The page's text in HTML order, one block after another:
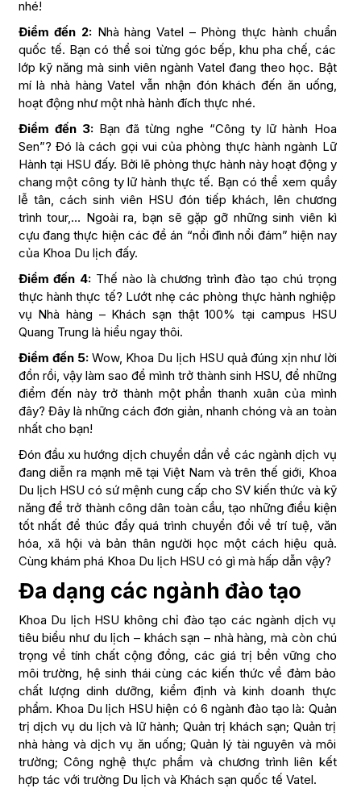
nhé!
Điểm đến 2:Nhà hàng Vatel – Phòng thực hành chuẩn
quốc tế. Bạn có thể soi từng góc bếp, khu pha chế, các
lớp kỹ năng mà sinh viên ngành Vatel đang theo học. Bật
mí là nhà hàng Vatel vẫn nhận đón khách đến ăn uống,
hoạt động như một nhà hành đích thực nhé.
Điểm đến 3:Bạn đã từng nghe “Công ty lữ hành Hoa
Sen”? Đó là cách gọi vui của phòng thực hành ngành Lữ
Hành tại HSU đấy. Bởi lẽ phòng thực hành này hoạt động y
chang một công ty lữ hành thực tế. Bạn có thể xem quầy
lễ tân, cách sinh viên HSU đón tiếp khách, lên chương
trình tour,… Ngoài ra, bạn sẽ gặp gỡ những sinh viên kì
cựu đang thực hiện các đề án “nổi đình nổi đám” hiện nay
của Khoa Du lịch đấy.
Điểm đến 4: Thế nào là chương trình đào tạo chú trọng
thực hành thực tế? Lướt nhẹ các phòng thực hành nghiệp
vụ Nhà hàng – Khách sạn thật 100% tại campus HSU
Quang Trung là hiểu ngay thôi.
Điểm đến 5:Wow, Khoa Du lịch HSU quả đúng xịn như lời
đồn rồi, vậy làm sao để mình trở thành sinh HSU, để những
điểm đến này trở thành một phần thanh xuân của mình
đây? Đây là những cách đơn giản, nhanh chóng và an toàn
nhất cho bạn!
Đón đầu xu hướng dịch chuyển dần về các ngành dịch vụ
đang diễn ra mạnh mẽ tại Việt Nam và trên thế giới, Khoa
Du lịch HSU có sứ mệnh cung cấp cho SV kiến thức và kỹ
năng để trở thành công dân toàn cầu, tạo những điều kiện
tốt nhất để thúc đẩy quá trình chuyển đổi về trí tuệ, văn
hóa, xã hội và bản thân người học một cách hiệu quả.
Cùng khám phá Khoa Du lịch HSU có gì mà hấp dẫn vậy?
Đa dạng các ngành đào tạo
Khoa Du lịch HSU không chỉ đào tạo các ngành dịch vụ
tiêu biểu như du lịch – khách sạn – nhà hàng, mà còn chú
trọng về tính chất cộng đồng, các giá trị bền vững cho
môi trường, hệ sinh thái cùng các kiến thức về đảm bảo
chất lượng dinh dưỡng, kiểm định và kinh doanh thực
phẩm. Khoa Du lịch HSU hiện có 6 ngành đào tạo là: Quản
trị dịch vụ du lịch và lữ hành; Quản trị khách sạn; Quản trị
nhà hàng và dịch vụ ăn uống; Quản lý tài nguyên và môi
trường; Công nghệ thực phẩm và chương trình liên kết
hợp tác với trường Du lịch và Khách sạn quốc tế Vatel.